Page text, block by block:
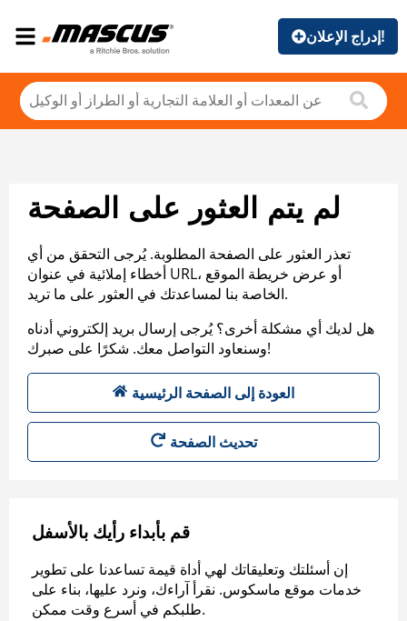
إدراج الإعلان!
لم يتم العثور على الصفحة
تعذر العثور على الصفحة المطلوبة. يُرجى التحقق من أي
أخطاء إملائية في عنوان URL، أو عرض خريطة الموقع
الخاصة بنا لمساعدتك في العثور على ما تريد.
هل لديك أي مشكلة أخرى؟ يُرجى إرسال بريد إلكتروني أدناه
وسنعاود التواصل معك. شكرًا على صبرك!
العودة إلى الصفحة الرئيسية
تحديث الصفحة
قم بأبداء رأيك بالأسفل
إن أسئلتك وتعليقاتك لهي أداة قيمة تساعدنا على تطوير
خدمات موقع ماسكوس. نقرأ آراءك، ونرد عليها، بناء على
طلبكم في أسرع وقت ممكن.